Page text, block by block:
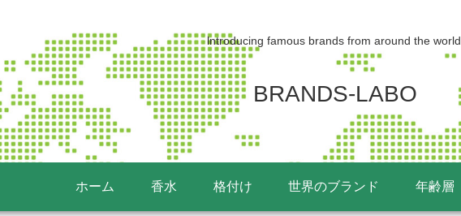
lntroducing famous brands from around the world.
BRANDS-LABO
ホーム 香水 格付け 世界のブランド 年齢層